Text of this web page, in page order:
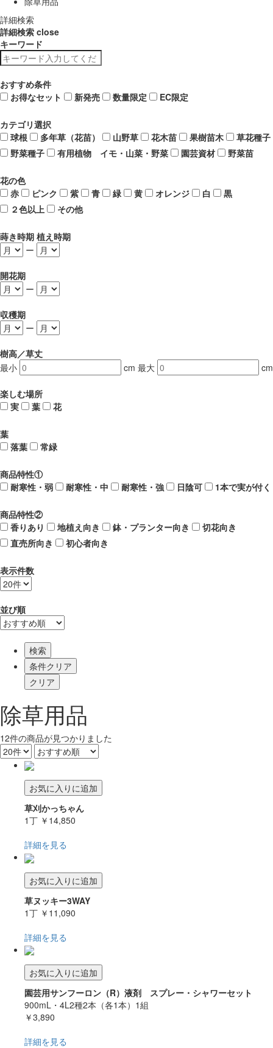
詳細検索
詳細検索 close
キーワード
おすすめ条件
お得なセット
新発売 数量限定 EC限定
カテゴリ選択
球根
多年草（花苗） 山野草 花木苗 果樹苗木
草花種子
野菜種子
有用植物 イモ・山菜・野菜 園芸資材 野菜苗
花の色
赤
ピンク 紫 青 緑 黄 オレンジ 白
黒
２色以上
その他
蒔き時期 植え時期
ー
開花期
ー
収穫期
ー
樹高／草丈
最小
cm 最大 cm
楽しむ場所
実
葉 花
葉
落葉
常緑
商品特性①
耐寒性・弱
耐寒性・中 耐寒性・強 日陰可 1本で実が付く
商品特性②
香りあり
地植え向き 鉢・プランター向き
切花向き
直売所向き
初心者向き
表示件数
並び順
検索
除草用品
12件の商品が見つかりました
お気に入りに追加
草刈かっちゃん
1丁 ￥14,850
詳細を見る
お気に入りに追加
草ヌッキー3WAY
1丁 ￥11,090
詳細を見る
お気に入りに追加
園芸用サンフーロン（R）液剤 スプレー・シャワーセット
900mL・4L2種2本（各1本）1組
￥3,890
詳細を見る